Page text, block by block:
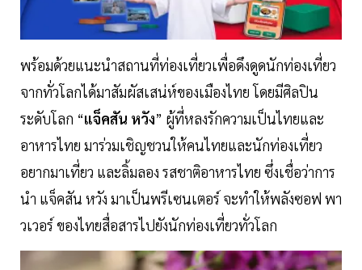
พร้อมด้วยแนะนำสถานที่ท่องเที่ยวเพื่อดึงดูดนักท่องเที่ยว
จากทั่วโลกได้มาสัมผัสเสน่ห์ของเมืองไทย โดยมีศิลปิน
ระดับโลก “แจ็คสัน หวัง” ผู้ที่หลงรักความเป็นไทยและ
อาหารไทย มาร่วมเชิญชวนให้คนไทยและนักท่องเที่ยว
อยากมาเที่ยว และลิ้มลอง รสชาติอาหารไทย ซึ่งเชื่อว่าการ
นำ แจ็คสัน หวัง มาเป็นพรีเซนเตอร์ จะทำให้พลังซอฟ พา
วเวอร์ ของไทยสื่อสารไปยังนักท่องเที่ยวทั่วโลก